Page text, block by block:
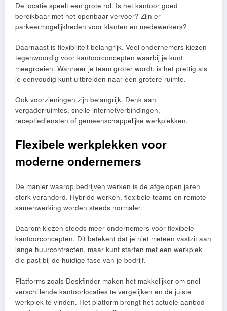
De locatie speelt een grote rol. Is het kantoor goed
bereikbaar met het openbaar vervoer? Zijn er
parkeermogelijkheden voor klanten en medewerkers?
Daarnaast is flexibiliteit belangrijk. Veel ondernemers kiezen
tegenwoordig voor kantoorconcepten waarbij je kunt
meegroeien. Wanneer je team groter wordt, is het prettig als
je eenvoudig kunt uitbreiden naar een grotere ruimte.
Ook voorzieningen zijn belangrijk. Denk aan
vergaderruimtes, snelle internetverbindingen,
receptiediensten of gemeenschappelijke werkplekken.
Flexibele werkplekken voor
moderne ondernemers
De manier waarop bedrijven werken is de afgelopen jaren
sterk veranderd. Hybride werken, flexibele teams en remote
samenwerking worden steeds normaler.
Daarom kiezen steeds meer ondernemers voor flexibele
kantoorconcepten. Dit betekent dat je niet meteen vastzit aan
lange huurcontracten, maar kunt starten met een werkplek
die past bij de huidige fase van je bedrijf.
Platforms zoals Deskfinder maken het makkelijker om snel
verschillende kantoorlocaties te vergelijken en de juiste
werkplek te vinden. Het platform brengt het actuele aanbod